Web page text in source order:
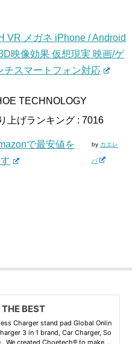
VR メガネ iPhone / Android
映像効果 仮想現実 映画/ゲ
チスマートフォン対応
TECHNOLOGY
上げランキング : 7016
で最安値を
by カエレ
バ